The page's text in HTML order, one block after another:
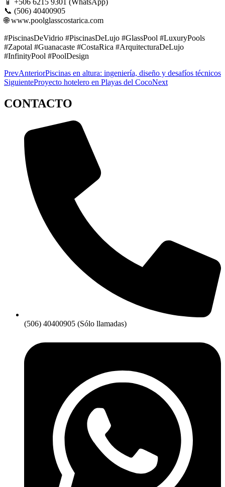
📱 +506 6215 9301 (WhatsApp)
📞 (506) 40400905
🌐 www.poolglasscostarica.com
#PiscinasDeVidrio #PiscinasDeLujo #GlassPool #LuxuryPools
#Zapotal #Guanacaste #CostaRica #ArquitecturaDeLujo
#InfinityPool #PoolDesign
PrevAnteriorPiscinas en altura: ingeniería, diseño y desafíos técnicos
SiguienteProyecto hotelero en Playas del CocoNext
CONTACTO
(506) 40400905 (Sólo llamadas)